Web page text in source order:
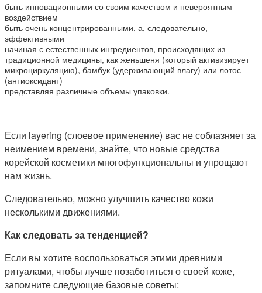
быть инновационными со своим качеством и невероятным
воздействием
быть очень концентрированными, а, следовательно,
эффективными
начиная с естественных ингредиентов, происходящих из
традиционной медицины, как женьшеня (который активизирует
микроциркуляцию), бамбук (удерживающий влагу) или лотос
(антиоксидант)
представляя различные объемы упаковки.
Если layering (слоевое применение) вас не соблазняет за
неимением времени, знайте, что новые средства
корейской косметики многофункциональны и упрощают
нам жизнь.
Следовательно, можно улучшить качество кожи
несколькими движениями.
Как следовать за тенденцией?
Если вы хотите воспользоваться этими древними
ритуалами, чтобы лучше позаботиться о своей коже,
запомните следующие базовые советы: